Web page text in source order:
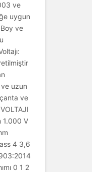
ve
uygun
ve
uzun
ve
1.000 V
4 3,6
0 1 2